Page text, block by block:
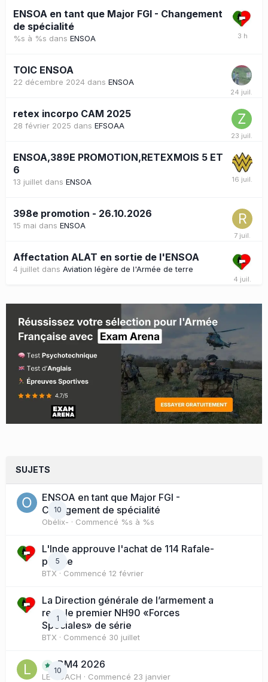
ENSOA en tant que Major FGI - Changement
de spécialité
%s à %s dans ENSOA
TOIC ENSOA
22 décembre 2024 dans ENSOA
retex incorpo CAM 2025
28 février 2025 dans EFSOAA
ENSOA,389E PROMOTION,RETEXMOIS 5 ET
6
13 juillet dans ENSOA
398e promotion - 26.10.2026
15 mai dans ENSOA
Affectation ALAT en sortie de l'ENSOA
4 juillet dans Aviation légère de l'Armée de terre
SUJETS
10
ENSOA en tant que Major FGI -
Changement de spécialité
Obélix- · Commencé %s à %s
5
L'Inde approuve l'achat de 114 Rafale-
presse
BTX · Commencé 12 février
1
La Direction générale de l’armement a
reçu le premier NH90 «Forces
Spéciales» de série
BTX · Commencé 30 juillet
10BM4 2026
LE COACH · Commencé 23 janvier